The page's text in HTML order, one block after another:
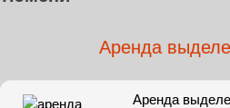
Аренда
Аренда